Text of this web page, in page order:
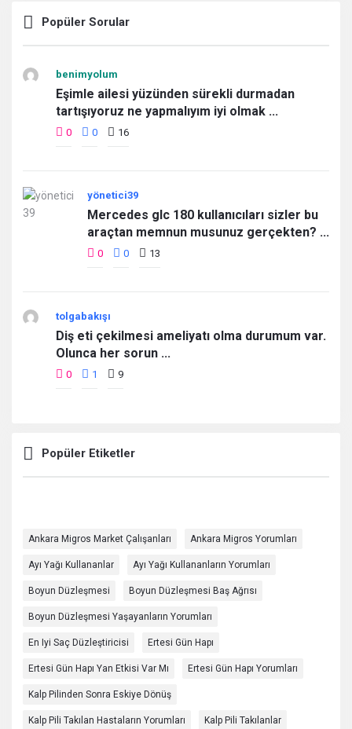
Popüler Sorular
benimyolum
Eşimle ailesi yüzünden sürekli durmadan
tartışıyoruz ne yapmalıyım iyi olmak ...
0 0 16
yönetici39
Mercedes glc 180 kullanıcıları sizler bu
araçtan memnun musunuz gerçekten? ...
0 0 13
tolgabakışı
Diş eti çekilmesi ameliyatı olma durumum var.
Olunca her sorun ...
0 1 9
Popüler Etiketler
Ankara Migros Market Çalışanları Ankara Migros Yorumları
Ayı Yağı Kullananlar Ayı Yağı Kullananların Yorumları
Boyun Düzleşmesi Boyun Düzleşmesi Baş Ağrısı
Boyun Düzleşmesi Yaşayanların Yorumları
En Iyi Saç Düzleştiricisi Ertesi Gün Hapı
Ertesi Gün Hapı Yan Etkisi Var Mı Ertesi Gün Hapı Yorumları
Kalp Pilinden Sonra Eskiye Dönüş
Kalp Pili Takılan Hastaların Yorumları Kalp Pili Takılanlar